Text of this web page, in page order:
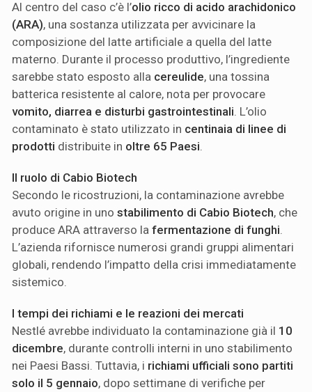
Al centro del caso c’è l’olio ricco di acido arachidonico
(ARA), una sostanza utilizzata per avvicinare la
composizione del latte artificiale a quella del latte
materno. Durante il processo produttivo, l’ingrediente
sarebbe stato esposto alla cereulide, una tossina
batterica resistente al calore, nota per provocare
vomito, diarrea e disturbi gastrointestinali . L’olio
contaminato è stato utilizzato in centinaia di linee di
prodotti distribuite in oltre 65 Paesi
Il ruolo di Cabio Biotech
Secondo le ricostruzioni, la contaminazione avrebbe
avuto origine in uno stabilimento di Cabio Biotech, che
produce ARA attraverso la fermentazione di funghi
L’azienda rifornisce numerosi grandi gruppi alimentari
globali, rendendo l’impatto della crisi immediatamente
sistemico.
I tempi dei richiami e le reazioni dei mercati
Nestlé avrebbe individuato la contaminazione già il 10
dicembre, durante controlli interni in uno stabilimento
nei Paesi Bassi. Tuttavia, i richiami ufficiali sono partiti
solo il 5 gennaio, dopo settimane di verifiche per